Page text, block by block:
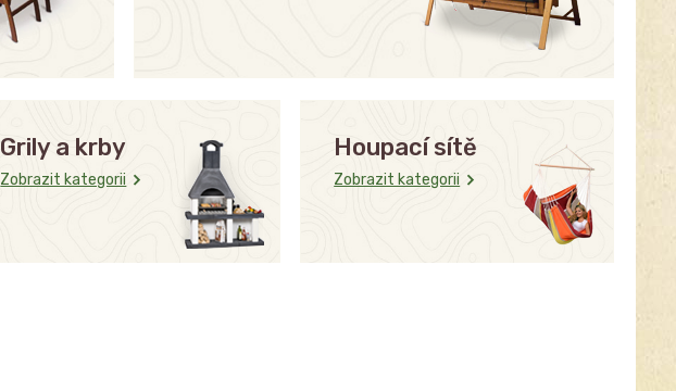
Grily a krby
Zobrazit kategorii
Houpací sítě
Zobrazit kategorii